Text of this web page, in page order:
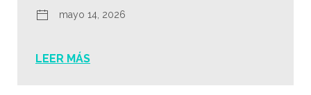
mayo 14, 2026
LEER MÁS